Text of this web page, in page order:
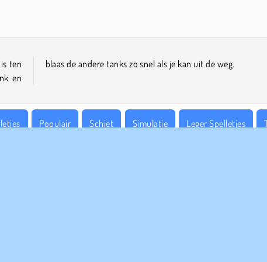
ten
en
blaas de andere tanks zo snel als je kan uit de weg.
Populair Schiet Simulatie Leger Spelletjes